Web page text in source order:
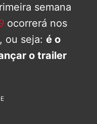
semana
ocorrerá nos
, ou seja: é o
o trailer